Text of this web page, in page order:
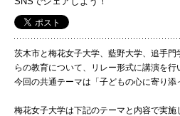
交通アクセス
代表
072-
茨木市と梅花女子大学、藍野大学、追手
らの教育について、リレー形式に講演を行
今回の共通テーマは「子どもの心に寄り添
梅花女子大学は下記のテーマと内容で実施